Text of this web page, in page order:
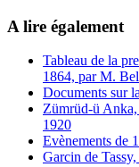
A lire également
Tableau de la
1864, par M.
Documents sur
Zümrüd-ü Anka,
1920
Evènements de
Garcin de